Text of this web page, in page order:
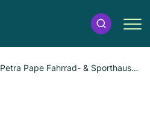
Petra Pape Fahrrad- & Sporthaus